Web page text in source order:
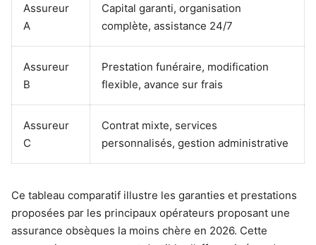
Assureur
A
Capital garanti, organisation
complète, assistance 24/7
Assureur
B
Prestation funéraire, modification
flexible, avance sur frais
Assureur
C
Contrat mixte, services
personnalisés, gestion administrative
Ce tableau comparatif illustre les garanties et prestations
proposées par les principaux opérateurs proposant une
assurance obsèques la moins chère en 2026. Cette